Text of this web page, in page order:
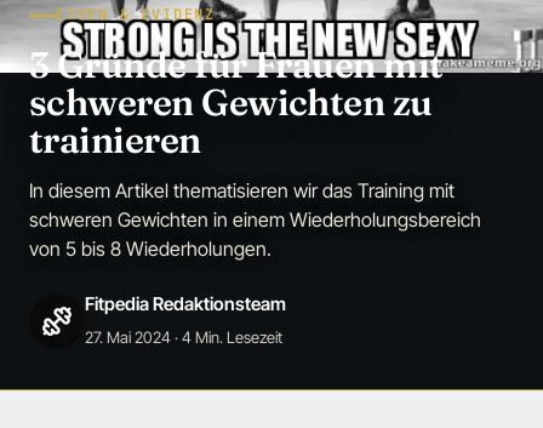
EISEN & EVIDENZ
3 Gründe für Frauen mit
schweren Gewichten zu
trainieren
In diesem Artikel thematisieren wir das Training mit
schweren Gewichten in einem Wiederholungsbereich
von 5 bis 8 Wiederholungen.
Fitpedia Redaktionsteam
27. Mai 2024· 4 Min. Lesezeit